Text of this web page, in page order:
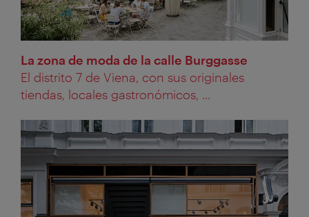
La zona de moda de la calle Burggasse
El distrito 7 de Viena, con sus originales
tiendas, locales gastronómicos, ...